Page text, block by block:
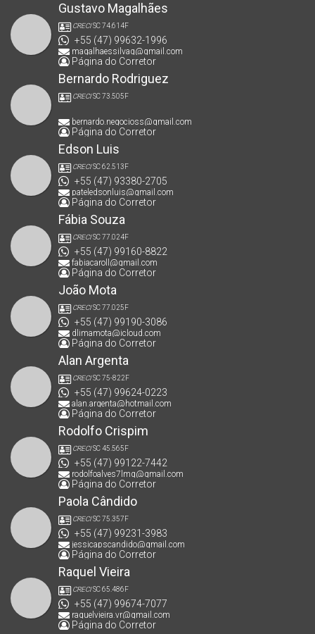
Gustavo Magalhães
CRECISC 74.614F
+55 (47) 99632-1996
magalhaessilvag@gmail.com
Página do Corretor
Bernardo Rodriguez
CRECISC 73.505F
bernardo.negocioss@gmail.com
Página do Corretor
Edson Luis
CRECISC 62.513F
+55 (47) 93380-2705
pateledsonluis@gmail.com
Página do Corretor
Fábia Souza
CRECISC 77.024F
+55 (47) 99160-8822
fabiacaroll@gmail.com
Página do Corretor
João Mota
CRECISC 77.025F
+55 (47) 99190-3086
dlimamota@icloud.com
Página do Corretor
Alan Argenta
CRECISC 75-822F
+55 (47) 99624-0223
alan.argenta@hotmail.com
Página do Corretor
Rodolfo Crispim
CRECISC 45.565F
+55 (47) 99122-7442
rodolfoalves7lmg@gmail.com
Página do Corretor
Paola Cândido
CRECISC 75.357F
+55 (47) 99231-3983
jessicapscandido@gmail.com
Página do Corretor
Raquel Vieira
CRECISC 65.486F
+55 (47) 99674-7077
raquelvieira.vr@gmail.com
Página do Corretor